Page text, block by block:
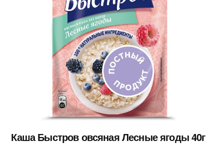
Каша Быстров овсяная Лесные ягоды 40г